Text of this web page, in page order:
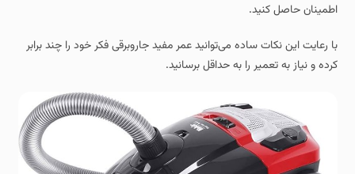
اطمینان حاصل کنید.
با رعایت این نکات ساده می‌توانید عمر مفید جاروبرقی فکر خود را چند برابر
کرده و نیاز به تعمیر را به حداقل برسانید.